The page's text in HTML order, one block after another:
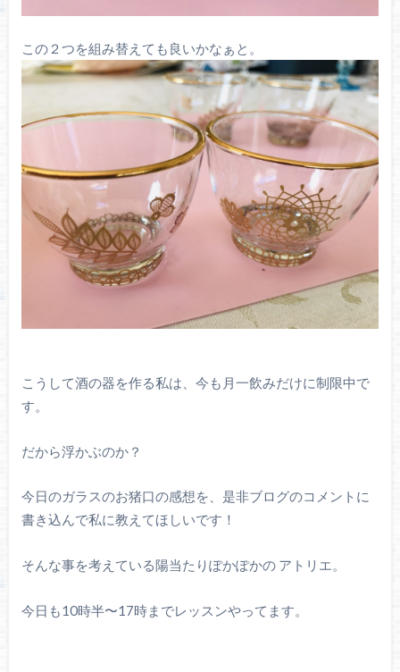
この２つを組み替えても良いかなぁと。
こうして酒の器を作る私は、今も月一飲みだけに制限中で
す。
だから浮かぶのか？
今日のガラスのお猪口の感想を、是非ブログのコメントに
書き込んで私に教えてほしいです！
そんな事を考えている陽当たりぽかぽかの アトリエ。
今日も10時半〜17時までレッスンやってます。